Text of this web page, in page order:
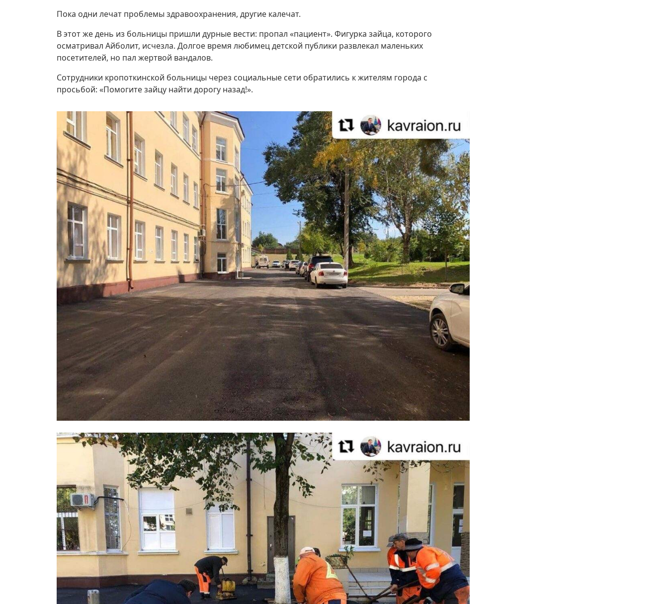
Пока одни лечат проблемы здравоохранения, другие калечат.
В этот же день из больницы пришли дурные вести: пропал «пациент». Фигурка зайца, которого
осматривал Айболит, исчезла. Долгое время любимец детской публики развлекал маленьких
посетителей, но пал жертвой вандалов.
Сотрудники кропоткинской больницы через социальные сети обратились к жителям города с
просьбой: «Помогите зайцу найти дорогу назад!».